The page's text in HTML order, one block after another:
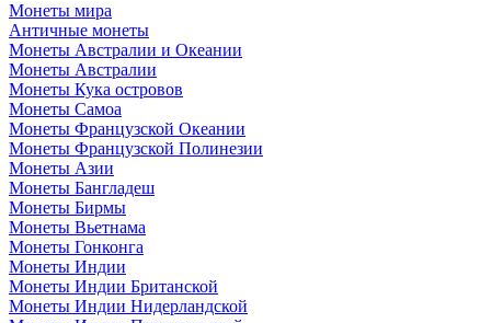
Монеты мира
Античные монеты
Монеты Австралии и Океании
Монеты Австралии
Монеты Кука островов
Монеты Самоа
Монеты Французской Океании
Монеты Французской Полинезии
Монеты Азии
Монеты Бангладеш
Монеты Бирмы
Монеты Вьетнама
Монеты Гонконга
Монеты Индии
Монеты Индии Британской
Монеты Индии Нидерландской